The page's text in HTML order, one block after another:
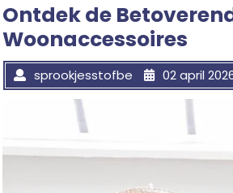
Ontdek de
Woonaccessoires
sprookjesstofbe 02 april